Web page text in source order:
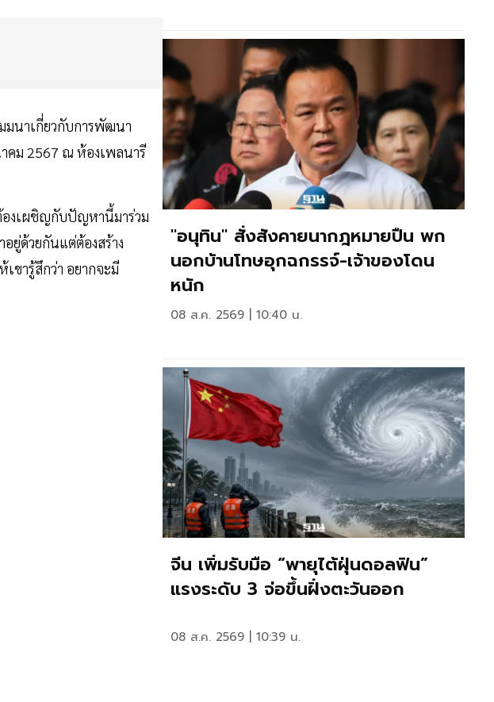
มนาเกี่ยวกับการพัฒนา
คม 2567 ณ ห้องเพลนารี
องเผชิญกับปัญหานี้มาร่วม
ยู่ด้วยกันแต่ต้องสร้าง
ขารู้สึกว่า อยากจะมี
"อนุทิน" สั่งสังคายนากฎหมายปืน พก
นอกบ้านโทษอุกฉกรรจ์-เจ้าของโดน
หนัก
08 ส.ค. 2569 | 10:40 น.
จีน เพิ่มรับมือ “พายุไต้ฝุ่นดอลฟิน”
แรงระดับ 3 จ่อขึ้นฝั่งตะวันออก
08 ส.ค. 2569 | 10:39 น.